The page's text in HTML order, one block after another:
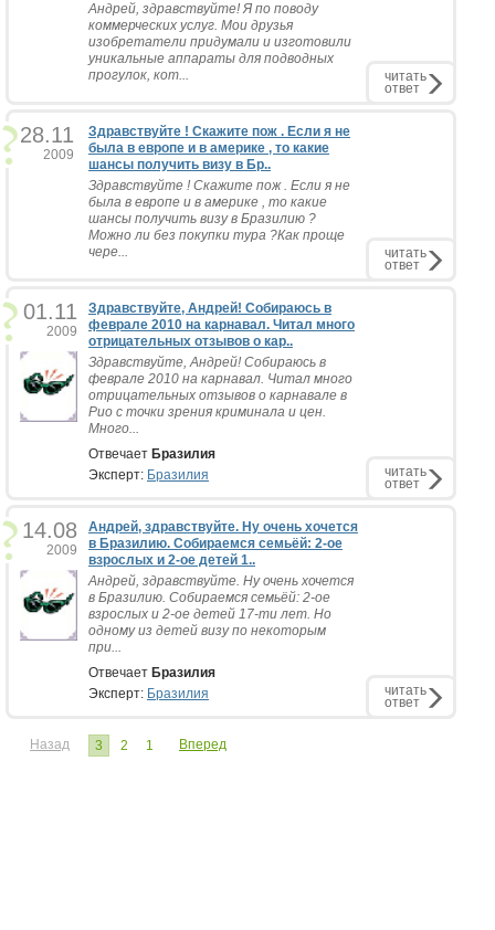
Андрей, здравствуйте! Я по поводу
коммерческих услуг. Мои друзья
изобретатели придумали и изготовили
уникальные аппараты для подводных
прогулок, кот...
читать
ответ
28.11
2009
Здравствуйте ! Скажите пож . Если я не
была в европе и в америке , то какие
шансы получить визу в Бр..
Здравствуйте ! Скажите пож . Если я не
была в европе и в америке , то какие
шансы получить визу в Бразилию ?
Можно ли без покупки тура ?Как проще
чере...
читать
ответ
01.11
2009
Здравствуйте, Андрей! Собираюсь в
феврале 2010 на карнавал. Читал много
отрицательных отзывов о кар..
Здравствуйте, Андрей! Собираюсь в
феврале 2010 на карнавал. Читал много
отрицательных отзывов о карнавале в
Рио с точки зрения криминала и цен.
Много...
Отвечает Бразилия
Эксперт: Бразилия читать
ответ
14.08
2009
Андрей, здравствуйте. Ну очень хочется
в Бразилию. Собираемся семьёй: 2-ое
взрослых и 2-ое детей 1..
Андрей, здравствуйте. Ну очень хочется
в Бразилию. Собираемся семьёй: 2-ое
взрослых и 2-ое детей 17-ти лет. Но
одному из детей визу по некоторым
при...
Отвечает Бразилия
Эксперт: Бразилия читать
ответ
Назад 3 2 1 Вперед